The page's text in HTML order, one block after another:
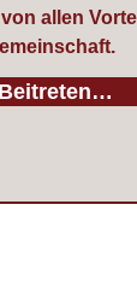
allen
Beitreten…